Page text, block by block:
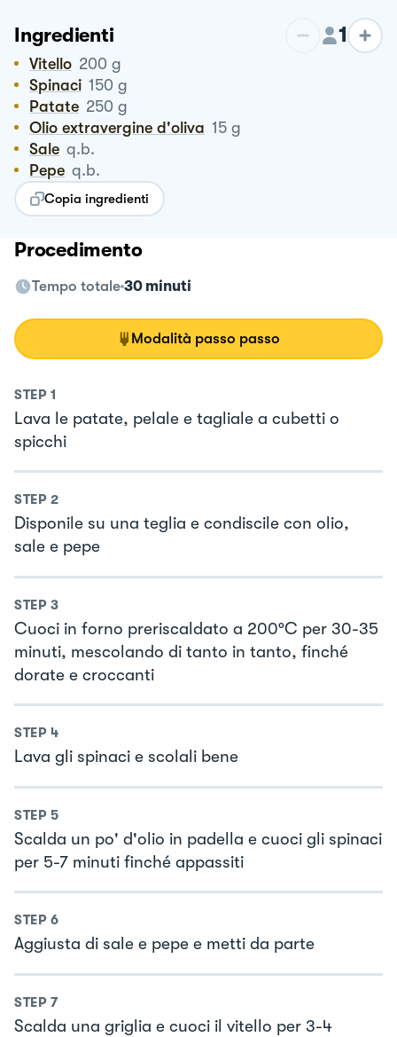
Ingredienti 1
Vitello 200 g
Spinaci 150 g
Patate 250 g
Olio extravergine d'oliva 15 g
Sale q.b.
Pepe q.b.
Copia ingredienti
Procedimento
Tempo totale 30 minuti
Modalità passo passo
STEP 1
Lava le patate, pelale e tagliale a cubetti o
spicchi
STEP 2
Disponile su una teglia e condiscile con olio,
sale e pepe
STEP 3
Cuoci in forno preriscaldato a 200°C per 30-35
minuti, mescolando di tanto in tanto, finché
dorate e croccanti
STEP 4
Lava gli spinaci e scolali bene
STEP 5
Scalda un po' d'olio in padella e cuoci gli spinaci
per 5-7 minuti finché appassiti
STEP 6
Aggiusta di sale e pepe e metti da parte
STEP 7
Scalda una griglia e cuoci il vitello per 3-4